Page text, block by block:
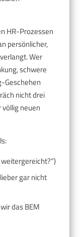
HR-Prozessen
persönlicher,
Wer
schwere
Geschehen
nicht drei
neuen
gar nicht
das BEM